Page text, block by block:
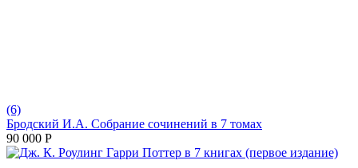
(6)
Бродский И.А. Собрание сочинений в 7 томах
90 000 Р